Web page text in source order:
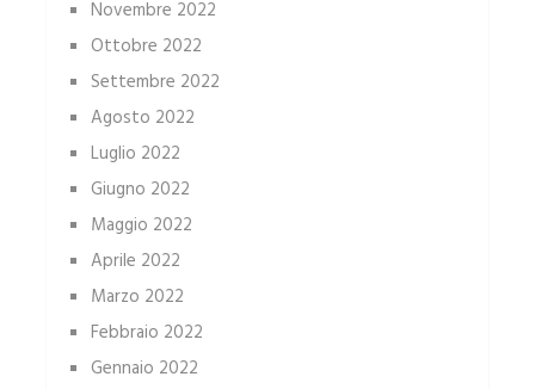
Novembre 2022
Ottobre 2022
Settembre 2022
Agosto 2022
Luglio 2022
Giugno 2022
Maggio 2022
Aprile 2022
Marzo 2022
Febbraio 2022
Gennaio 2022